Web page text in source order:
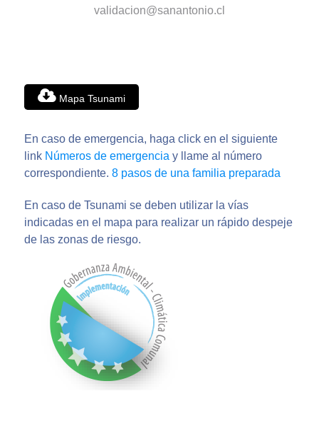
validacion@sanantonio.cl
Mapa Tsunami
En caso de emergencia, haga click en el siguiente
link Números de emergencia y llame al número
correspondiente. 8 pasos de una familia preparada
En caso de Tsunami se deben utilizar la vías
indicadas en el mapa para realizar un rápido despeje
de las zonas de riesgo.